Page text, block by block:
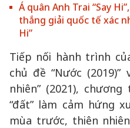
Á quân Anh Trai “Say
thắng giải quốc tế xác
Hi”
Tiếp nối hành trình
chủ đề “Nước
nhiên” (2021),
“đất” làm cảm hứng
mùa trước, thiên